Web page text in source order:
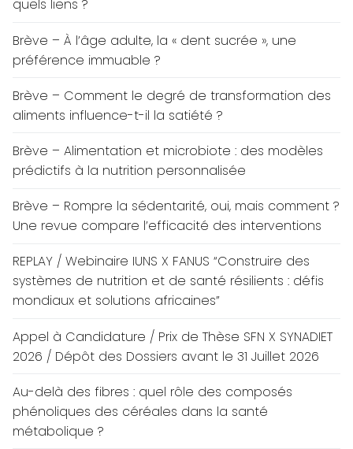
quels liens ?
Brève – À l’âge adulte, la « dent sucrée », une
préférence immuable ?
Brève – Comment le degré de transformation des
aliments influence-t-il la satiété ?
Brève – Alimentation et microbiote : des modèles
prédictifs à la nutrition personnalisée
Brève – Rompre la sédentarité, oui, mais comment ?
Une revue compare l’efficacité des interventions
REPLAY / Webinaire IUNS X FANUS “Construire des
systèmes de nutrition et de santé résilients : défis
mondiaux et solutions africaines”
Appel à Candidature / Prix de Thèse SFN X SYNADIET
2026 / Dépôt des Dossiers avant le 31 Juillet 2026
Au-delà des fibres : quel rôle des composés
phénoliques des céréales dans la santé
métabolique ?